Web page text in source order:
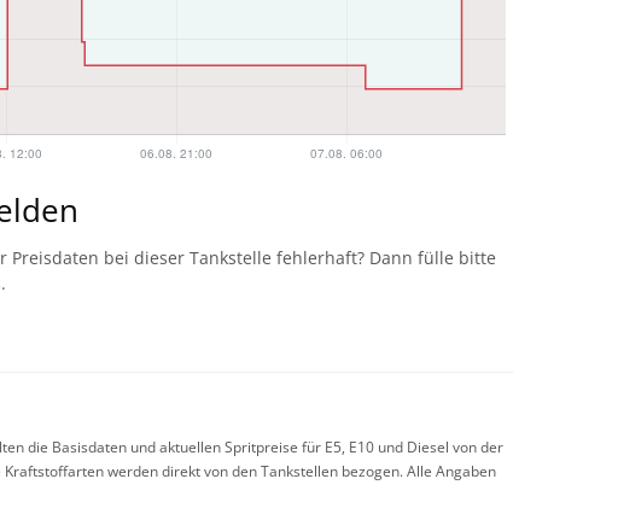
Preisdaten bei dieser Tankstelle fehlerhaft? Dann fülle bitte
die Basisdaten und aktuellen Spritpreise für E5, E10 und Diesel von der
werden direkt von den Tankstellen bezogen. Alle Angaben